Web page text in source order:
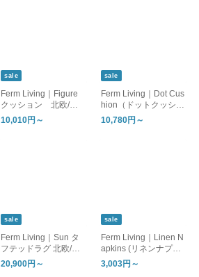
sale
Ferm Living｜Figure
クッション 北欧/日
本正規販売店品 【お
取り寄せ/コーヒー：
10,010円～
sale
Ferm Living｜Dot Cus
hion（ドットクッショ
ン） 日本正規販売
店品【国内在庫あり】
10,780円～
sale
Ferm Living｜Sun タ
フテッドラグ 北欧/日
本正規販売店品【お取
り寄せ】
20,900円～
sale
Ferm Living｜Linen N
apkins (リネンナプキ
ン) 2枚セット テー
ブルウェア/日本正規
3,003円～